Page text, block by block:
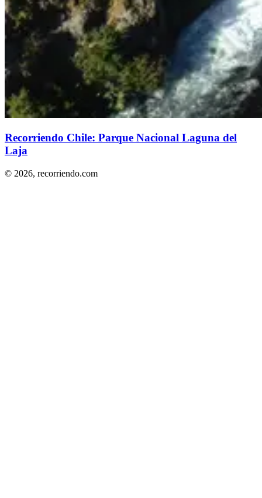
Recorriendo Chile: Parque Nacional Laguna del
Laja
© 2026, recorriendo.com